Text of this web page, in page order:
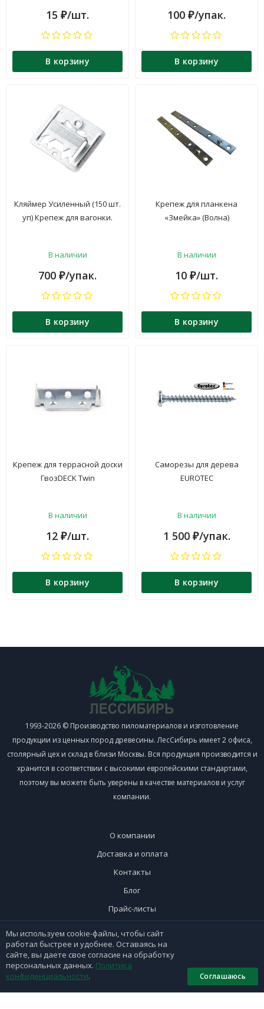
15 ₽/шт.
В корзину
100 ₽/упак.
В корзину
Кляймер Усиленный (150 шт.
уп) Крепеж для вагонки.
В наличии
700 ₽/упак.
В корзину
Крепеж для планкена
«Змейка» (Волна)
В наличии
10 ₽/шт.
В корзину
Крепеж для террасной доски
ГвозDECK Twin
В наличии
12 ₽/шт.
В корзину
Саморезы для дерева
EUROTEC
В наличии
1 500 ₽/упак.
В корзину
1993-2026 © Производство пиломатериалов и изготовление
продукции из ценных пород древесины. ЛесСибирь имеет 2 офиса,
столярный цех и склад в близи Москвы. Вся продукция производится и
хранится в соответствии с высокими европейскими стандартами,
поэтому вы можете быть уверены в качестве материалов и услуг
компании.
О компании
Доставка и оплата
Контакты
Блог
Прайс-листы
+7 (495) 297-30-42
+7 (926) 365-51-90
Мы используем cookie-файлы, чтобы сайт
работал быстрее и удобнее. Оставаясь на
сайте, вы даете свое согласие на обработку
персональных данных. Политика
конфиденциальности. Соглашаюсь